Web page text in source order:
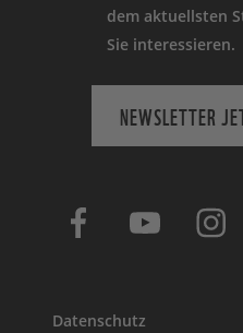
dem aktuellsten
Sie interessieren.
NEWSLETTER
Datenschutz